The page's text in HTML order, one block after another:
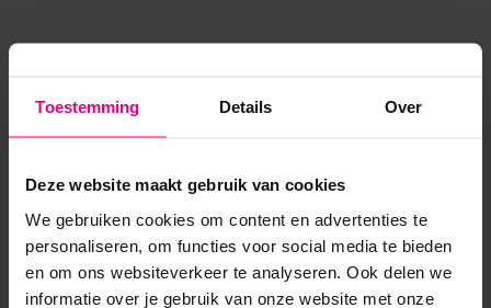
Toestemming Details Over
Deze website maakt gebruik van cookies
We gebruiken cookies om content en advertenties te
personaliseren, om functies voor social media te bieden
en om ons websiteverkeer te analyseren. Ook delen we
informatie over je gebruik van onze website met onze